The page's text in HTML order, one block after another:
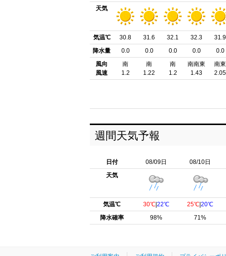
天気
気温℃
降水量
風向
風速
30.8
0.0
南
1.2
31.6
0.0
南
1.22
32.1
0.0
南
1.2
32.3
0.0
南南東
1.43
31.9
0.0
南東
2.05
週間天気予報
日付
天気
気温℃
降水確率
08/09日
30℃| 22℃
98%
08/10日
25℃ |20℃
71%